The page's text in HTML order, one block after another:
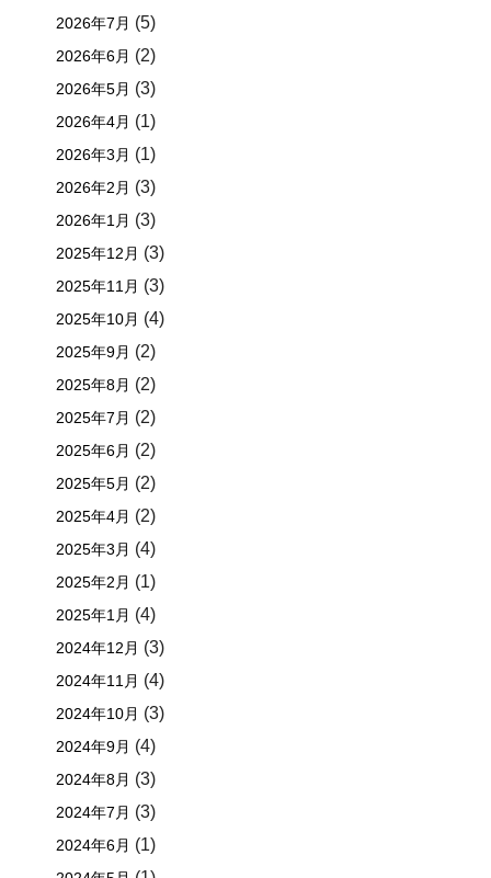
2026年7月 (5)
2026年6月 (2)
2026年5月 (3)
2026年4月 (1)
2026年3月 (1)
2026年2月 (3)
2026年1月 (3)
2025年12月 (3)
2025年11月 (3)
2025年10月 (4)
2025年9月 (2)
2025年8月 (2)
2025年7月 (2)
2025年6月 (2)
2025年5月 (2)
2025年4月 (2)
2025年3月 (4)
2025年2月 (1)
2025年1月 (4)
2024年12月 (3)
2024年11月 (4)
2024年10月 (3)
2024年9月 (4)
2024年8月 (3)
2024年7月 (3)
2024年6月 (1)